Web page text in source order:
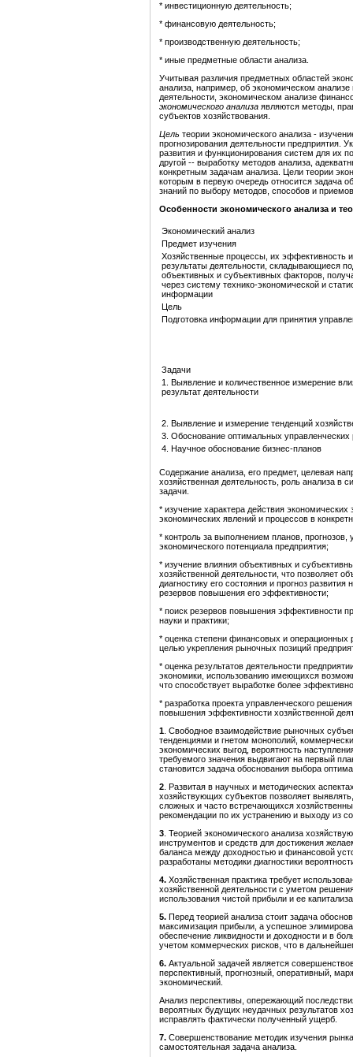
* инвестиционную деятельность;
* финансовую деятельность;
* производственную деятельность;
* иные предметные области анализа.
Учитывая различия предметных областей
анализа, например, об экономическом
деятельности, экономическом анализе
экономического анализа являются методы,
субъектов хозяйствования.
Цель теории экономического анализа -
прогнозирования деятельности предприятия.
развития и функционирования систем для их
другой -- выработку методов анализа,
конкретным задачам анализа. Цели теории
которым в первую очередь относится задача
знаний по выбору методов, способов и
Особенности экономического анализа и
Экономический анализ
Предмет изучения
Хозяйственные процессы, их эффективность
результаты деятельности, складывающиеся
объективных и субъективных факторов,
через систему технико-экономической и
информации
Цель
Подготовка информации для принятия
Задачи
1. Выявление и количественное измерение
результат деятельности
2. Выявление и измерение тенденций
3. Обоснование оптимальных
4. Научное обоснование бизнес-планов
Содержание анализа, его предмет, целевая
хозяйственная деятельность, роль анализа в
задачи.
* изучение характера действия
экономических явлений и процессов в
* контроль за выполнением планов,
экономического потенциала предприятия;
* изучение влияния объективных и
хозяйственной деятельности, что позволяет
диагностику его состояния и прогноз
резервов повышения его эффективности;
* поиск резервов повышения эффективности
науки и практики;
* оценка степени финансовых и операционных
целью укрепления рыночных позиций
* оценка результатов деятельности
экономики, использованию имеющихся
что способствует выработке более
* разработка проекта управленческого
повышения эффективности хозяйственной
1 . Свободное взаимодействие рыночных
тенденциями и гнетом монополий,
экономических выгод, вероятность
требуемого значения выдвигают на первый
становится задача обоснования выбора
2 . Развитая в научных и методических
хозяйствующих субъектов позволяет
сложных и часто встречающихся
рекомендации по их устранению и выходу из
3 . Теорией экономического анализа
инструментов и средств для достижения
баланса между доходностью и финансовой
разработаны методики диагностики
4. Хозяйственная практика требует
хозяйственной деятельности с уметом
использования чистой прибыли и ее
5. Перед теорией анализа стоит задача
максимизация прибыли, а успешное
обеспечение ликвидности и доходности и в
учетом коммерческих рисков, что в
6. Актуальной задачей является
перспективный, прогнозный, оперативный,
экономический.
Анализ перспективы, опережающий
вероятных будущих неудачных результатов
исправлять фактически полученный ущерб.
7. Совершенствование методик изучения
самостоятельная задача анализа.